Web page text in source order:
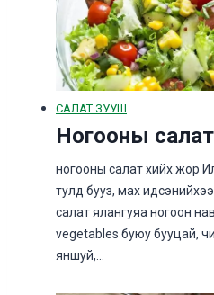
САЛАТ ЗУУШ
Ногооны
ногооны салат хийх жор
тулд бууз, мах
салат ялангуяа ногоон
vegetables буюу бууцай,
яншуй,…